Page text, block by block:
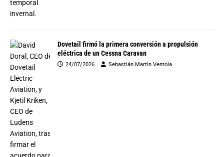
Dovetail firmó la primera conversión a propulsión
eléctrica de un Cessna Caravan
24/07/2026 Sebastián Martín Ventola